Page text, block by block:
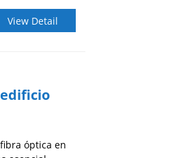
View Detail
óptica en